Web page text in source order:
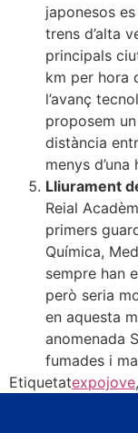
japonesos
trens d’alta
principals
km per hora
l’avanç
proposem
distància
menys
Lliurament
Reial
primers
Química,
sempre han
però seria
en aquesta
anomenada
fumades i
Etiquetatexpojove,